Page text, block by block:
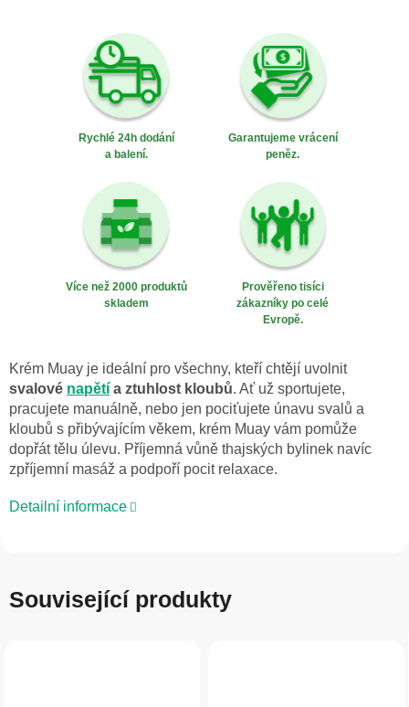
Rychlé 24h dodání
a balení.
Garantujeme vrácení
peněz.
Více než 2000 produktů
skladem
Prověřeno tisíci
zákazníky po celé
Evropě.
Krém Muay je ideální pro všechny, kteří chtějí uvolnit
svalové napětí a ztuhlost kloubů. Ať už sportujete,
pracujete manuálně, nebo jen pociťujete únavu svalů a
kloubů s přibývajícím věkem, krém Muay vám pomůže
dopřát tělu úlevu. Příjemná vůně thajských bylinek navíc
zpříjemní masáž a podpoří pocit relaxace.
Detailní informace
Související produkty